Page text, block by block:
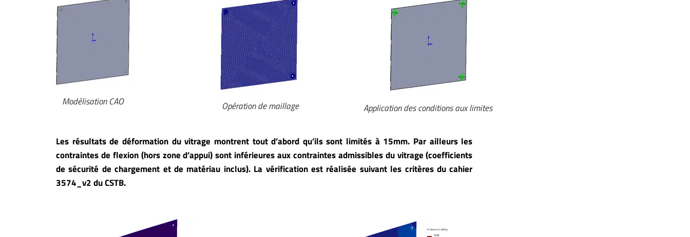
Modélisation CAO Opération de maillage Application des conditions aux limites
Les résultats de déformation du vitrage montrent tout d’abord qu’ils sont limités à 15mm. Par ailleurs les
contraintes de flexion (hors zone d’appui) sont inférieures aux contraintes admissibles du vitrage (coefficients
de sécurité de chargement et de matériau inclus). La vérification est réalisée suivant les critères du cahier
3574_v2 du CSTB.